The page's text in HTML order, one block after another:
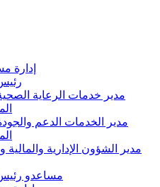
إدارة
مدير خدمات الرعاية
مدير الخدمات الدعم
مدير الشؤون الإدارية
مساعدو رئيس